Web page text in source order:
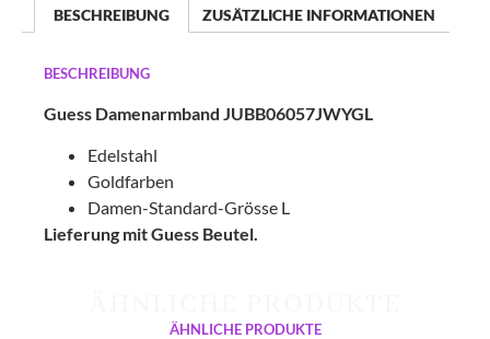
BESCHREIBUNG ZUSÄTZLICHE INFORMATIONEN
BESCHREIBUNG
Guess Damenarmband JUBB06057JWYGL
Edelstahl
Goldfarben
Damen-Standard-Grösse L
Lieferung mit Guess Beutel.
ÄHNLICHE PRODUKTE